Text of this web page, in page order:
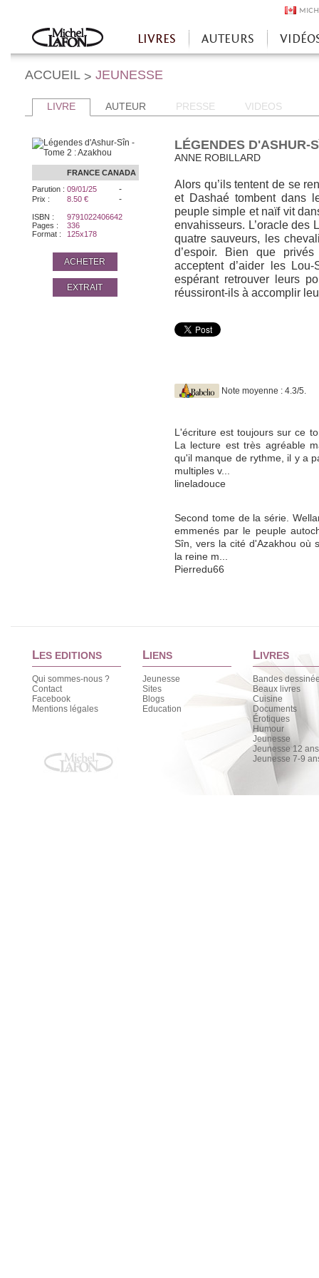
Accueil
LIVRES AUTEURS
ACCUEIL > JEUNESSE
LIVRE AUTEUR PRESSE VIDEOS
FRANCE CANADA
Parution : 09/01/25 -
Prix : 8.50 € -
ISBN :
9791022406642
Pages :
336
Format :
125x178
ACHETER
EXTRAIT
LÉGENDES D'ASHUR-
ANNE ROBILLARD
Alors qu’ils tentent de se
et Dashaé tombent dans
peuple simple et naïf vit
envahisseurs. L’oracle des
quatre sauveurs, les
d’espoir. Bien que
acceptent d’aider les
espérant retrouver leurs
réussiront-ils à accomplir
Note moyenne : 4.3/5.
L'écriture est toujours sur ce
La lecture est très agréable
qu'il manque de rythme, il y a
multiples v...
lineladouce
Second tome de la série.
emmenés par le peuple
Sîn, vers la cité d'Azakhou où
la reine m...
Pierredu66
LES EDITIONS
Qui sommes-nous ?
Contact
Facebook
Mentions légales
LIENS
Jeunesse
Sites
Blogs
Education
LIVRES
Bandes
Beaux livres
Cuisine
Documents
Érotiques
Humour
Jeunesse
Jeunesse 12
Jeunesse 7-9